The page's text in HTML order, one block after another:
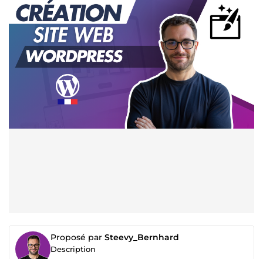
Proposé par Steevy_Bernhard
Description